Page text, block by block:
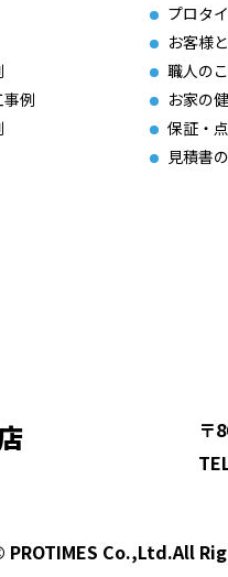
例
プロタ
お客様
職人の
お家の
保証・
見積書
〒
Co.,Ltd.All